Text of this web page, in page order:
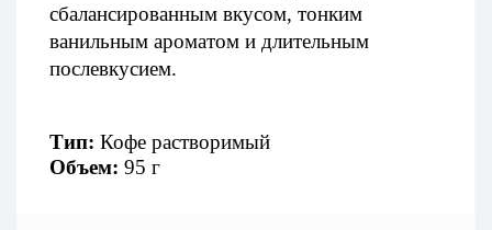
сбалансированным вкусом, тонким
ванильным ароматом и длительным
послевкусием.
Тип: Кофе растворимый
Объем: 95 г